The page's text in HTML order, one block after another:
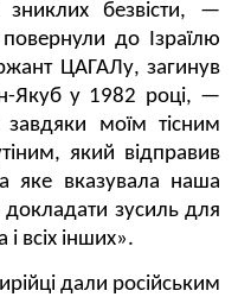
безвісти, —
до Ізраїлю
ЦАГАЛу, загинув
Якуб у 1982 році, —
моїм тісним
який відправив
яке вказувала наша
зусиль для
всіх інших».
дали російським